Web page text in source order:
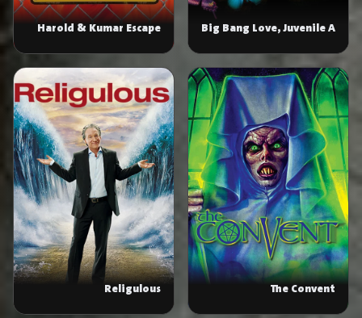
Big Bang Love, Juvenile A
Harold & Kumar Escape
The Convent
Religulous